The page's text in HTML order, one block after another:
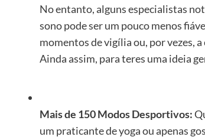
No entanto, alguns especialistas
sono pode ser um pouco menos
momentos de vigília ou, por vezes,
Ainda assim, para teres uma ideia
Mais de 150 Modos Desportivos:
um praticante de yoga ou apenas